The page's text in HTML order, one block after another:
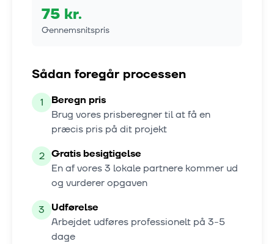
75 kr.
Gennemsnitspris
Sådan foregår processen
1
Beregn pris
Brug vores prisberegner til at få en
præcis pris på dit projekt
2 Gratis besigtigelse
En af vores3 lokale partnere kommer ud
og vurderer opgaven
3 Udførelse
Arbejdet udføres professionelt på 3-5
dage